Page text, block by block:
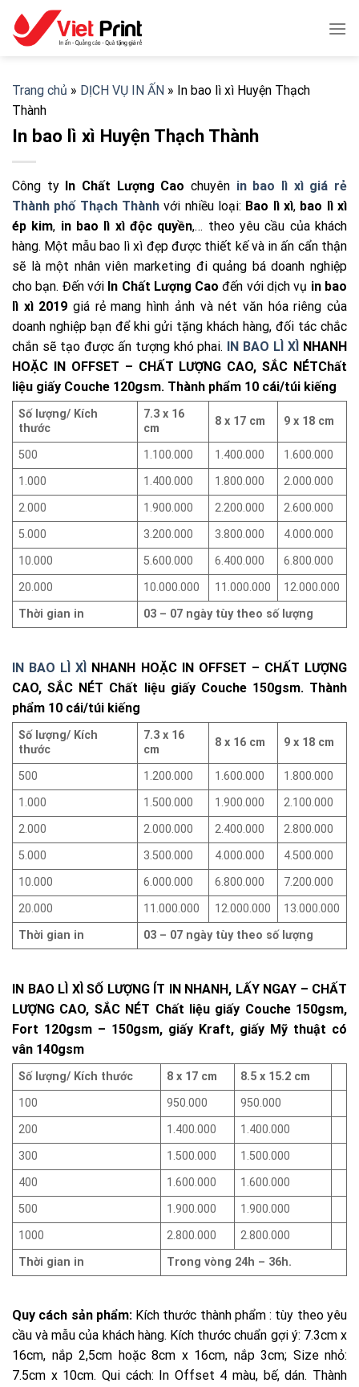
content
Trang chủ » DỊCH VỤ IN ẤN » In bao lì xì Huyện Thạch
Thành
In bao lì xì Huyện Thạch Thành
Công ty In Chất Lượng Cao chuyên in bao lì xì giá rẻ
Thành phố Thạch Thành với nhiều loại: Bao lì xì, bao lì xì
ép kim, in bao lì xì độc quyền,… theo yêu cầu của khách
hàng. Một mẫu bao lì xì đẹp được thiết kế và in ấn cẩn thận
sẽ là một nhân viên marketing đi quảng bá doanh nghiệp
cho bạn. Đến với In Chất Lượng Caođến với dịch vụ in bao
lì xì 2019 giá rẻ mang hình ảnh và nét văn hóa riêng của
doanh nghiệp bạn để khi gửi tặng khách hàng, đối tác chắc
chắn sẽ tạo được ấn tượng khó phai. IN BAO LÌ XÌ NHANH
HOẶC IN OFFSET – CHẤT LƯỢNG CAO, SẮC NÉTChất
liệu giấy Couche 120gsm. Thành phẩm 10 cái/túi kiếng
Số lượng/ Kích
thước
7.3 x 16
cm
8 x 17 cm 9 x 18 cm
500 1.100.000 1.400.000
1.600.000
1.000
1.400.000 1.800.000
2.000.000
2.000
1.900.000 2.200.000
2.600.000
5.000
3.200.000 3.800.000
4.000.000
10.000
5.600.000 6.400.000
6.800.000
20.000
10.000.000 11.000.000
12.000.000
Thời gian in
03 – 07 ngày tùy theo số lượng
IN BAO LÌ XÌ NHANH HOẶC IN OFFSET – CHẤT LƯỢNG
CAO, SẮC NÉT Chất liệu giấy Couche 150gsm. Thành
phẩm 10 cái/túi kiếng
Số lượng/ Kích
thước
7.3 x 16
cm
8 x 16 cm 9 x 18 cm
500 1.200.000 1.600.000
1.800.000
1.000
1.500.000 1.900.000
2.100.000
2.000
2.000.000 2.400.000
2.800.000
5.000
3.500.000 4.000.000
4.500.000
10.000
6.000.000 6.800.000
7.200.000
20.000
11.000.000 12.000.000
13.000.000
Thời gian in
03 – 07 ngày tùy theo số lượng
IN BAO LÌ XÌ SỐ LƯỢNG ÍT IN NHANH, LẤY NGAY – CHẤT
LƯỢNG CAO, SẮC NÉT Chất liệu giấy Couche 150gsm,
Fort 120gsm – 150gsm, giấy Kraft, giấy Mỹ thuật có
vân 140gsm
Số lượng/ Kích thước 8 x 17 cm
8.5 x 15.2 cm
100
950.000
950.000
200
1.400.000
1.400.000
300
1.500.000
1.500.000
400
1.600.000
1.600.000
500
1.900.000
1.900.000
1000
2.800.000
2.800.000
Thời gian in
Trong vòng 24h – 36h.
Quy cách sản phẩm:Kích thước thành phẩm : tùy theo yêu
cầu và mẫu của khách hàng. Kích thước chuẩn gợi ý: 7.3cm x
16cm, nắp 2,5cm hoặc 8cm x 16cm, nắp 3cm; Size nhỏ:
7.5cm x 10cm. Qui cách: In Offset 4 màu, bế, dán. Thành